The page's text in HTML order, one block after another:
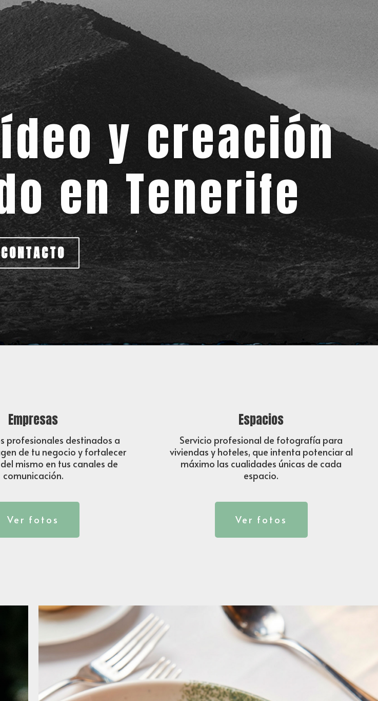
y creación
en Tenerife
CONTACTO
Empresas
profesionales destinados a
de tu negocio y fortalecer
mismo en tus canales de
comunicación.
Ver fotos
Espacios
Servicio profesional de fotografía para
viviendas y hoteles, que intenta potenciar al
máximo las cualidades únicas de cada
espacio.
Ver fotos